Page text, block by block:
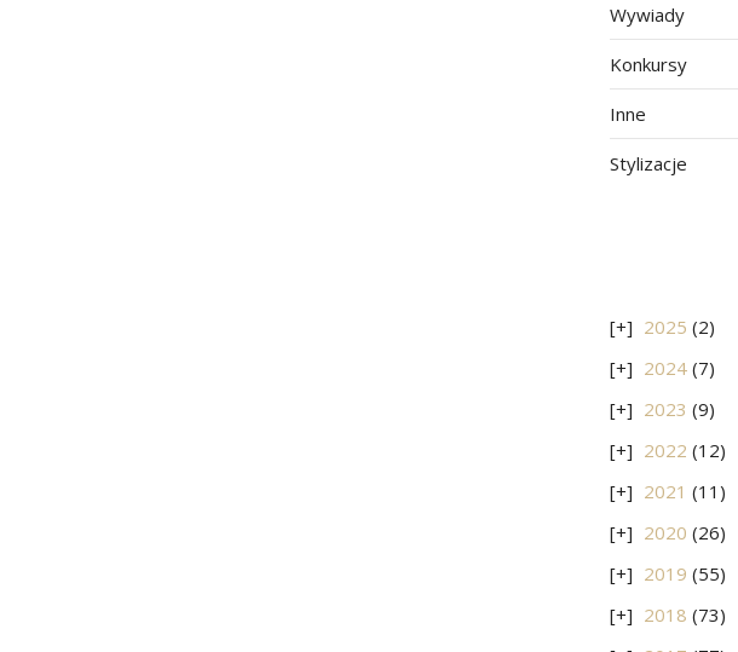
Wywiady
Konkursy
Inne
Stylizacje
2025 (2)
2024 (7)
2023 (9)
2022 (12)
2021 (11)
2020 (26)
2019 (55)
2018 (73)